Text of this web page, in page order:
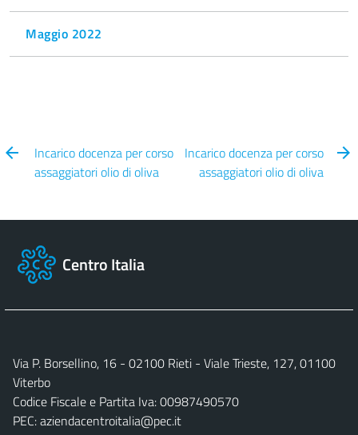
Maggio 2022
Incarico docenza per corso
assaggiatori olio di oliva
Incarico docenza per corso
assaggiatori olio di oliva
Centro Italia
Via P. Borsellino, 16 - 02100 Rieti - Viale Trieste, 127, 01100
Viterbo
Codice Fiscale e Partita Iva: 00987490570
PEC:aziendacentroitalia@pec.it